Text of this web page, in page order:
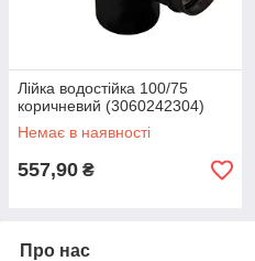
Лійка водостійка 100/75
коричневий (3060242304)
Немає в наявності
557,90 ₴
Про нас